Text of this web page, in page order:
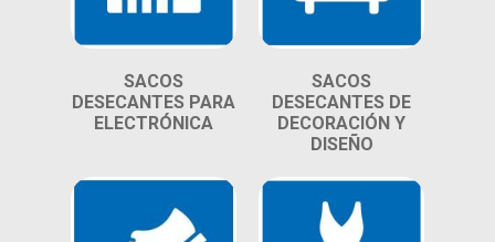
SACOS
DESECANTES PARA
ELECTRÓNICA
SACOS
DESECANTES DE
DECORACIÓN Y
DISEÑO